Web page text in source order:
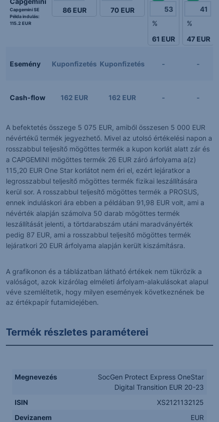
Capgemini SE
Példa indulás:
115.2 EUR
86 EUR 70 EUR
%
61 EUR
%
47 EUR
Esemény Kuponfizetés Kuponfizetés - -
Cash-flow 162 EUR 162 EUR - -
A befektetés összege 5 075 EUR, amiből összesen 5 000 EUR
névértékű termék jegyezhető. Mivel az utolsó értékelési napon a
rosszabbul teljesítő mögöttes termék a kupon korlát alatt zár és
a CAPGEMINI mögöttes termék 26 EUR záró árfolyama a(z)
115,20 EUR One Star korlátot nem éri el, ezért lejáratkor a
legrosszabbul teljesítő mögöttes termék fizikai leszállítására
kerül sor. A rosszabbul teljesítő mögöttes termék a PROSUS,
ennek induláskori ára ebben a példában 91,98 EUR volt, ami a
névérték alapján számolva 50 darab mögöttes termék
leszállítását jelenti, a törtdarabszám utáni maradványérték
pedig 87 EUR, ami a rosszabbul teljesítő mögöttes termék
lejáratkori 20 EUR árfolyama alapján került kiszámításra.
A grafikonon és a táblázatban látható értékek nem tükrözik a
valóságot, azok kizárólag elméleti árfolyam-alakulásokat alapul
véve szemléltetik, hogy milyen események következnének be
az értékpapír futamidejében.
Termék részletes paraméterei
Megnevezés
SocGen Protect Express OneStar
Digital Transition EUR 20-23
ISIN
XS2121132125
Devizanem
EUR